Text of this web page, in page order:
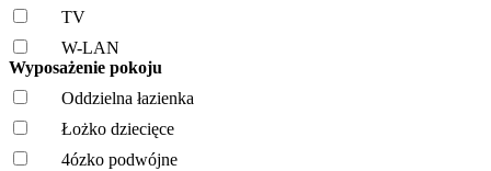
TV
W-LAN
Wyposażenie pokoju
Oddzielna łazienka
Łożko dziecięce
4ózko podwójne